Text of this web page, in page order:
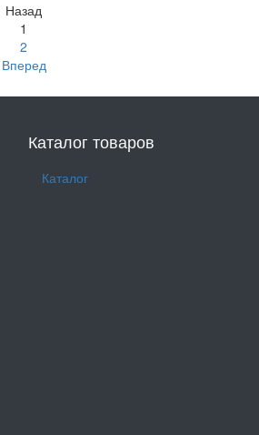
Назад
1
2
Вперед
Каталог товаров
Каталог